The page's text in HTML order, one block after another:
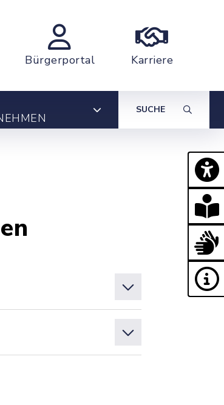
Bürgerportal Karriere
SUCHE